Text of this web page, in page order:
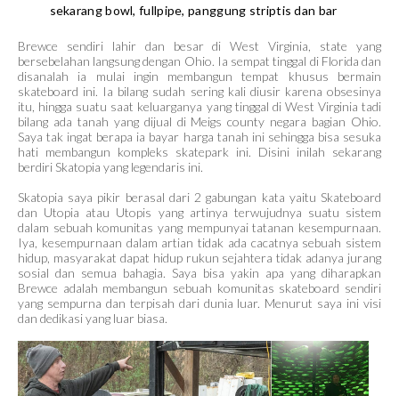
sekarang bowl, fullpipe, panggung striptis dan bar
Brewce sendiri lahir dan besar di West Virginia, state yang
bersebelahan langsung dengan Ohio. Ia sempat tinggal di Florida dan
disanalah ia mulai ingin membangun tempat khusus bermain
skateboard ini. Ia bilang sudah sering kali diusir karena obsesinya
itu, hingga suatu saat keluarganya yang tinggal di West Virginia tadi
bilang ada tanah yang dijual di Meigs county negara bagian Ohio.
Saya tak ingat berapa ia bayar harga tanah ini sehingga bisa sesuka
hati membangun kompleks skatepark ini. Disini inilah sekarang
berdiri Skatopia yang legendaris ini.
Skatopia saya pikir berasal dari 2 gabungan kata yaitu Skateboard
dan Utopia atau Utopis yang artinya terwujudnya suatu sistem
dalam sebuah komunitas yang mempunyai tatanan kesempurnaan.
Iya, kesempurnaan dalam artian tidak ada cacatnya sebuah sistem
hidup, masyarakat dapat hidup rukun sejahtera tidak adanya jurang
sosial dan semua bahagia. Saya bisa yakin apa yang diharapkan
Brewce adalah membangun sebuah komunitas skateboard sendiri
yang sempurna dan terpisah dari dunia luar. Menurut saya ini visi
dan dedikasi yang luar biasa.